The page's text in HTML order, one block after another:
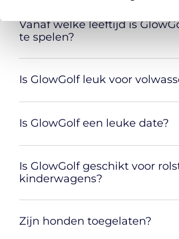
Vanaf welke leeftijd is
te spelen?
Is GlowGolf leuk voor
Is GlowGolf een leuke date?
Is GlowGolf geschikt voor
kinderwagens?
Zijn honden toegelaten?